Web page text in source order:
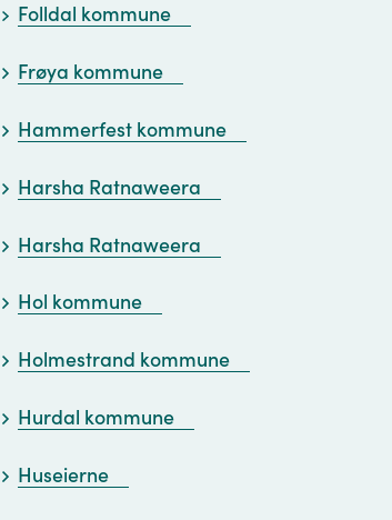
Folldal kommune
Frøya kommune
Hammerfest kommune
Harsha Ratnaweera
Harsha Ratnaweera
Hol kommune
Holmestrand kommune
Hurdal kommune
Huseierne